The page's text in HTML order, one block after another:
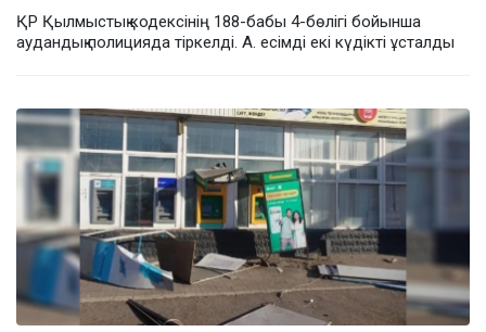
ҚР Қылмыстық кодексінің 188-бабы 4-бөлігі бойынша
аудандық полицияда тіркелді. А. есімді екі күдікті ұсталды